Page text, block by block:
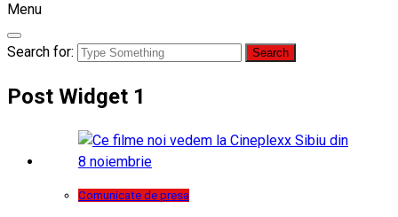
Menu
Search for:
Post Widget 1
Comunicate de presa